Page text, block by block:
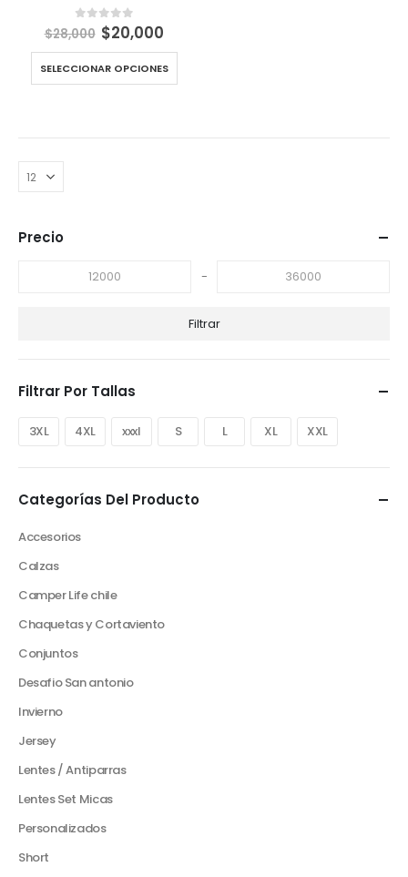
0out of 5
$28,000 El
precio
original
era:
$28,000.
$20,000
precio
actual
es:
$20,000.
SELECCIONAR OPCIONES
Precio
-
Filtrar
Filtrar Por Tallas
3XL 4XL xxxl S L XL XXL
Categorías Del Producto
Accesorios
Calzas
Camper Life chile
Chaquetas y Cortaviento
Conjuntos
Desafio San antonio
Invierno
Jersey
Lentes / Antiparras
Lentes Set Micas
Personalizados
Short